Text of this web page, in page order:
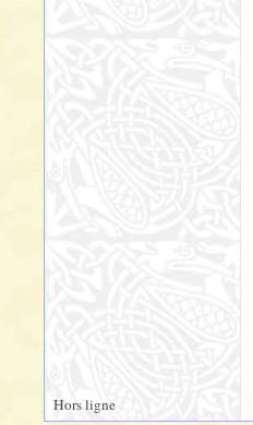
Hors ligne